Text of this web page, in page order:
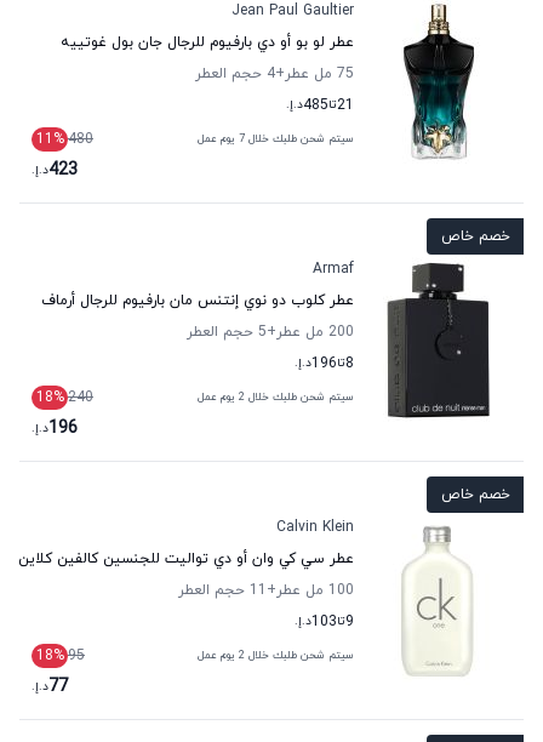
Jean Paul Gaultier
عطر لو بو أو دي بارفيوم للرجال جان بول غوتييه
75 مل عطر
+4
حجم العطر
21تا485د.إ.
سيتم شحن طلبك خلال 7 يوم عمل 480
11 %
423د.إ.
خصم خاص
Armaf
عطر كلوب دو نوي إنتنس مان بارفيوم للرجال أرماف
200 مل عطر
+5
حجم العطر
8تا196د.إ.
سيتم شحن طلبك خلال 2 يوم عمل 240
18%
196د.إ.
خصم خاص
Calvin Klein
عطر سي كي وان أو دي تواليت للجنسين كالفين كلاين
100 مل عطر
+11
حجم العطر
9تا103د.إ.
سيتم شحن طلبك خلال 2 يوم عمل 95
18%
77د.إ.